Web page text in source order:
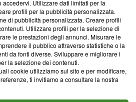
Via Carlo Frasca, 3 - 6900
0690258937
Utilizzare dati limitati per la
profili per la pubblicità personalizzata.
di pubblicità personalizzata. Creare profili
Utilizzare profili per la selezione di
le prestazioni degli annunci. Misurare le
il pubblico attraverso statistiche o la
da fonti diverse. Sviluppare e migliorare i
la selezione dei contenuti.
cookie utilizziamo sul sito e per modificare,
ti invitiamo a consultare la nostra